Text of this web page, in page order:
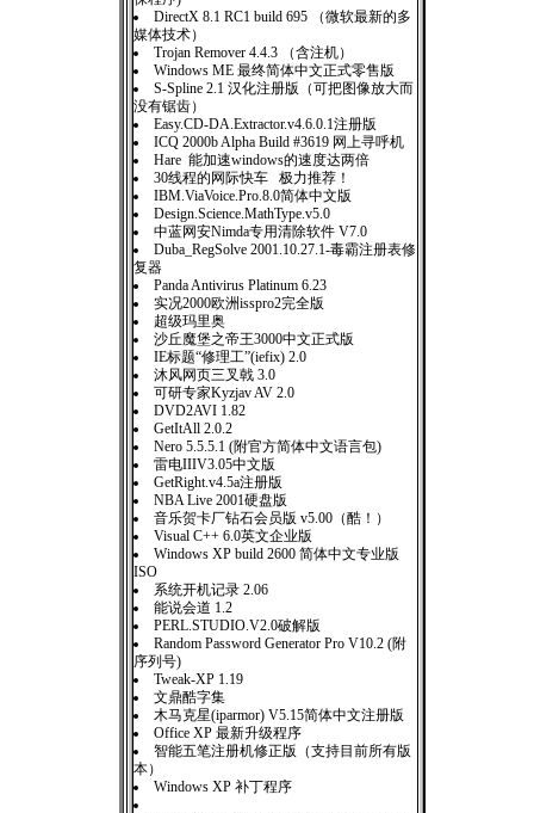
DirectX 8.1 RC1 build 695 （微软最新的多
媒体技术）
Trojan Remover 4.4.3 （含注机）
Windows ME 最终简体中文正式零售版
S-Spline 2.1 汉化注册版（可把图像放大而
没有锯齿）
Easy.CD-DA.Extractor.v4.6.0.1注册版
ICQ 2000b Alpha Build #3619 网上寻呼机
Hare 能加速windows的速度达两倍
30线程的网际快车 极力推荐！
IBM.ViaVoice.Pro.8.0简体中文版
Design.Science.MathType.v5.0
中蓝网安Nimda专用清除软件 V7.0
Duba_RegSolve 2001.10.27.1-毒霸注册表修
复器
Panda Antivirus Platinum 6.23
实况2000欧洲isspro2完全版
超级玛里奥
沙丘魔堡之帝王3000中文正式版
IE标题“修理工”(iefix) 2.0
沐风网页三叉戟 3.0
可研专家Kyzjav AV 2.0
DVD2AVI 1.82
GetItAll 2.0.2
Nero 5.5.5.1 (附官方简体中文语言包)
雷电IIIV3.05中文版
GetRight.v4.5a注册版
NBA Live 2001硬盘版
音乐贺卡厂钻石会员版 v5.00（酷！）
Visual C++ 6.0英文企业版
Windows XP build 2600 简体中文专业版
ISO
系统开机记录 2.06
能说会道 1.2
PERL.STUDIO.V2.0破解版
Random Password Generator Pro V10.2 (附
序列号)
Tweak-XP 1.19
文鼎酷字集
木马克星(iparmor) V5.15简体中文注册版
Office XP 最新升级程序
智能五笔注册机修正版（支持目前所有版
本）
Windows XP 补丁程序